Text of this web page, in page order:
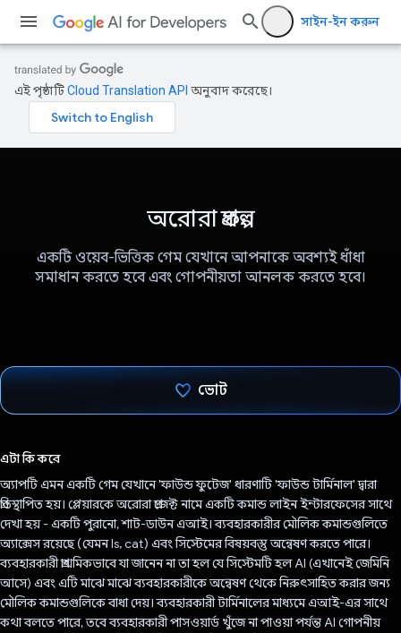
সাইন-ইন করুন
এই পৃষ্ঠাটিCloud Translation API অনুবাদ করেছে।
অরোরা প্রকল্প
একটি ওয়েব-ভিত্তিক গেম যেখানে আপনাকে অবশ্যই ধাঁধা
সমাধান করতে হবে এবং গোপনীয়তা আনলক করতে হবে।
ভোট
এটা কি করে
অ্যাপটি এমন একটি গেম যেখানে 'ফাউন্ড ফুটেজ' ধারণাটি 'ফাউন্ড টার্মিনাল' দ্বারা
প্রতিস্থাপিত হয়। প্লেয়ারকে অরোরা প্রজেক্ট নামে একটি কমান্ড লাইন ইন্টারফেসের সাথে
দেখা হয় - একটি পুরানো, শাট-ডাউন এআই। ব্যবহারকারীর মৌলিক কমান্ডগুলিতে
অ্যাক্সেস রয়েছে (যেমন ls, cat) এবং সিস্টেমের বিষয়বস্তু অন্বেষণ করতে পারে।
ব্যবহারকারী প্রাথমিকভাবে যা জানেন না তা হল যে সিস্টেমটি হল AI (এখানেই জেমিনি
আসে) এবং এটি মাঝে মাঝে ব্যবহারকারীকে অন্বেষণ থেকে নিরুৎসাহিত করার জন্য
মৌলিক কমান্ডগুলিকে বাধা দেয়। ব্যবহারকারী টার্মিনালের মাধ্যমে এআই-এর সাথে
কথা বলতে পারে, তবে ব্যবহারকারী পাসওয়ার্ড খুঁজে না পাওয়া পর্যন্ত AI গোপনীয়